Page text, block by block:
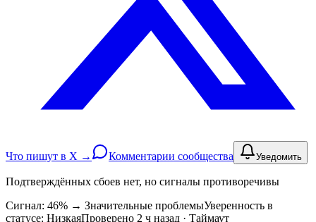
Что пишут в X → Комментарии сообщества Уведомить
Подтверждённых сбоев нет, но сигналы противоречивы
Сигнал: 46% → Значительные проблемыУверенность в
статусе: НизкаяПроверено 2 ч назад · Таймаут